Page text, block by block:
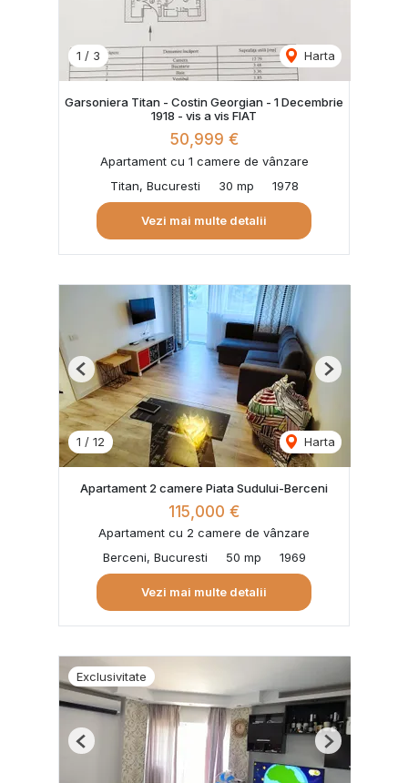
1 / 3 Harta
Garsoniera Titan - Costin Georgian - 1 Decembrie
1918 - vis a vis FIAT
50,999 €
Apartament cu 1 camere de vânzare
Titan, Bucuresti
30 mp 1978
Vezi mai multe detalii
1 / 12 Harta
Previous Next
Apartament 2 camere Piata Sudului-Berceni
115,000 €
Apartament cu 2 camere de vânzare
Berceni, Bucuresti
50 mp 1969
Vezi mai multe detalii
Exclusivitate
Previous Next